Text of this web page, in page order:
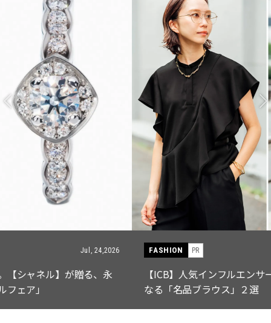
【ICB】人気インフルエンサーと共同制作! 週5で着たく
なる「名品ブラウス」２選